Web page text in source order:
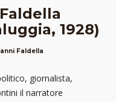
1928)
giornalista,
il narratore